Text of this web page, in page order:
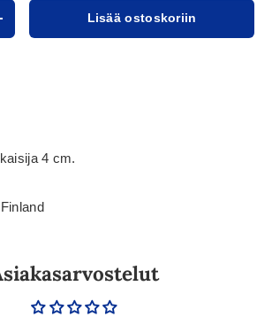
fi.cart.items.decrease_quantity
missing:
Lisää ostoskoriin
4 cm.